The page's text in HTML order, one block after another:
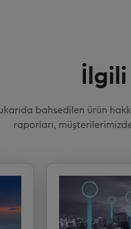
bahsedilen ürün
raporları,